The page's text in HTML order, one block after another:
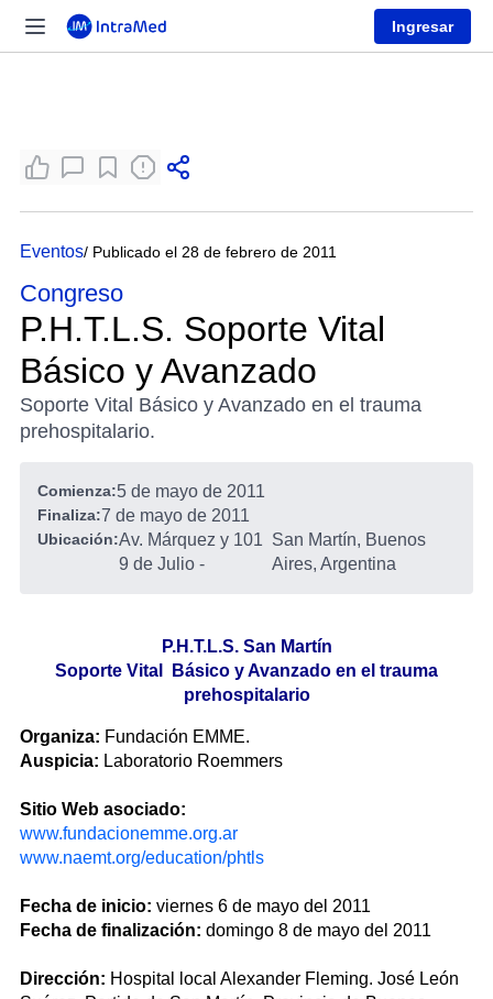
Ingresar
Eventos/ Publicado el 28 de febrero de 2011
Congreso
P.H.T.L.S. Soporte Vital
Básico y Avanzado
Soporte Vital Básico y Avanzado en el trauma
prehospitalario.
Comienza:5 de mayo de 2011
Finaliza:7 de mayo de 2011
Ubicación:Av. Márquez y 101
9 de Julio -
San Martín, Buenos
Aires, Argentina
P.H.T.L.S. San Martín
Soporte Vital Básico y Avanzado en el trauma
prehospitalario
Organiza: Fundación EMME.
Auspicia: Laboratorio Roemmers
Sitio Web asociado:
www.fundacionemme.org.ar
www.naemt.org/education/phtls
Fecha de inicio: viernes 6 de mayo del 2011
Fecha de finalización: domingo 8 de mayo del 2011
Dirección: Hospital local Alexander Fleming. José León